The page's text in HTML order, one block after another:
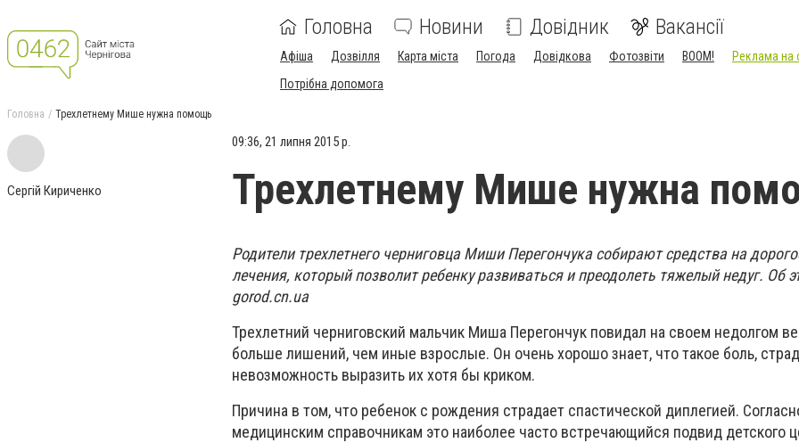
Головна Новини Довідник Вакансії
Афіша Дозвілля Карта міста Погода Довідкова Фотозвіти BOOM! Реклама на
Потрібна допомога
Головна Трехлетнему Мише нужна помощь
Сергій Кириченко
09:36, 21 липня 2015 р.
Трехлетнему Мише нужна
Родители трехлетнего черниговца Миши Перегончука собирают средства на
лечения, который позволит ребенку развиваться и преодолеть тяжелый недуг. Об
gorod.cn.ua
Трехлетний черниговский мальчик Миша Перегончук повидал на своем недолгом
больше лишений, чем иные взрослые. Он очень хорошо знает, что такое боль,
невозможность выразить их хотя бы криком.
Причина в том, что ребенок с рождения страдает спастической диплегией.
медицинским справочникам это наиболее часто встречающийся подвид детского